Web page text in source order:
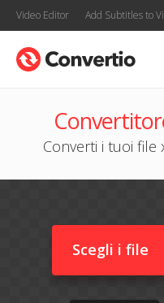
Video Editor Add Subtitles to
Converti i tuoi file
Scegli i file